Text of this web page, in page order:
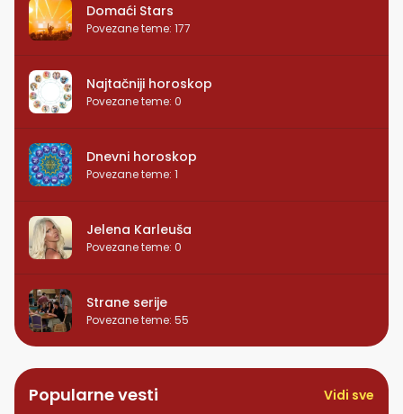
Domaći Stars
Povezane teme: 177
Najtačniji horoskop
Povezane teme: 0
Dnevni horoskop
Povezane teme: 1
Jelena Karleuša
Povezane teme: 0
Strane serije
Povezane teme: 55
Popularne vesti Vidi sve